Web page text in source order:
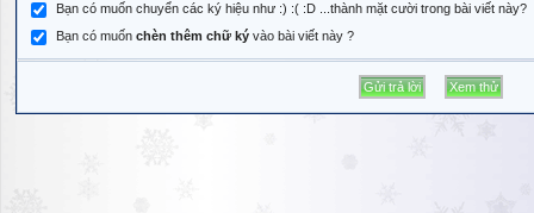
Bạn có muốn chuyển các ký hiệu như :) :( :D ...thành mặt cười trong bài viết này?
Bạn có muốn chèn thêm chữ ký vào bài viết này ?